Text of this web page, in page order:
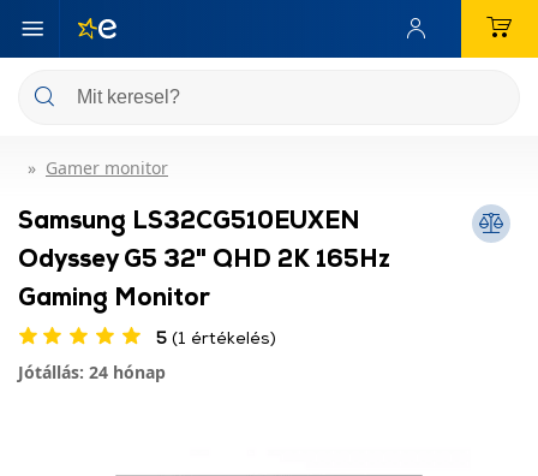
Gamer monitor
Samsung LS32CG510EUXEN
Odyssey G5 32" QHD 2K 165Hz
Gaming Monitor
5 (1 értékelés)
Jótállás: 24 hónap